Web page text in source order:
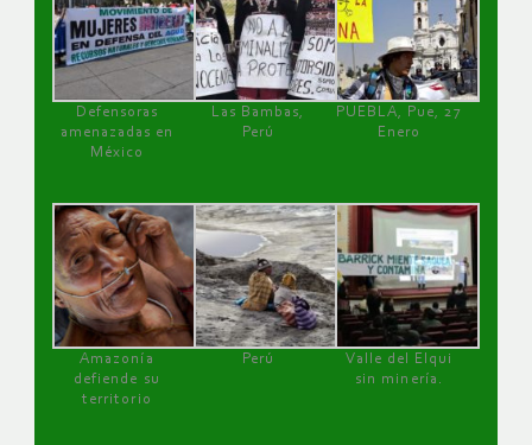
Defensoras
amenazadas en
México
Las Bambas,
Perú
PUEBLA, Pue, 27
Enero
Amazonía
defiende su
territorio
Perú
Valle del Elqui
sin minería.